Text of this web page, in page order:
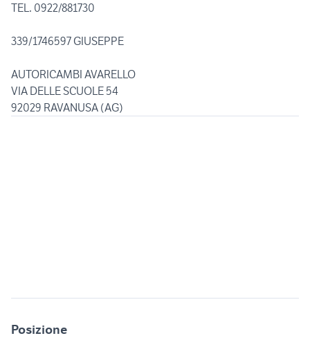
TEL. 0922/881730
339/1746597 GIUSEPPE
AUTORICAMBI AVARELLO
VIA DELLE SCUOLE 54
92029 RAVANUSA (AG)
Posizione